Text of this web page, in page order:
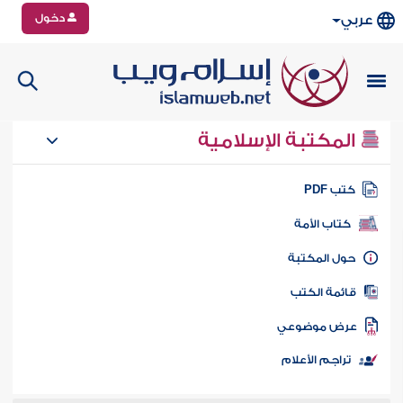
عربي دخول
المكتبة الإسلامية
كتب PDF
كتاب الأمة
المكتبة
الكتب
موضوعي